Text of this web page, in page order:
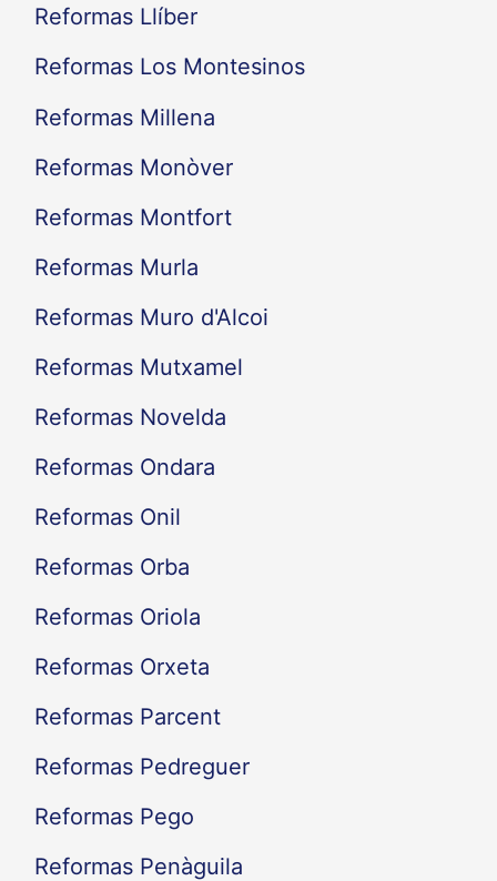
Reformas Llíber
Reformas Los Montesinos
Reformas Millena
Reformas Monòver
Reformas Montfort
Reformas Murla
Reformas Muro d'Alcoi
Reformas Mutxamel
Reformas Novelda
Reformas Ondara
Reformas Onil
Reformas Orba
Reformas Oriola
Reformas Orxeta
Reformas Parcent
Reformas Pedreguer
Reformas Pego
Reformas Penàguila